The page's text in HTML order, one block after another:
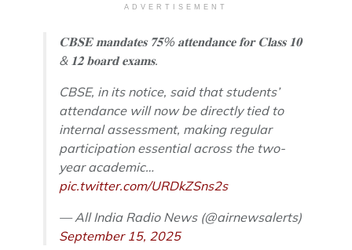
ADVERTISEMENT
𝐂𝐁𝐒𝐄 𝐦𝐚𝐧𝐝𝐚𝐭𝐞𝐬 𝟕𝟓% 𝐚𝐭𝐭𝐞𝐧𝐝𝐚𝐧𝐜𝐞 𝐟𝐨𝐫 𝐂𝐥𝐚𝐬𝐬 𝟏𝟎
& 𝟏𝟐 𝐛𝐨𝐚𝐫𝐝 𝐞𝐱𝐚𝐦𝐬.
CBSE, in its notice, said that students’
attendance will now be directly tied to
internal assessment, making regular
participation essential across the two-
year academic…
pic.twitter.com/URDkZSns2s
— All India Radio News (@airnewsalerts)
September 15, 2025